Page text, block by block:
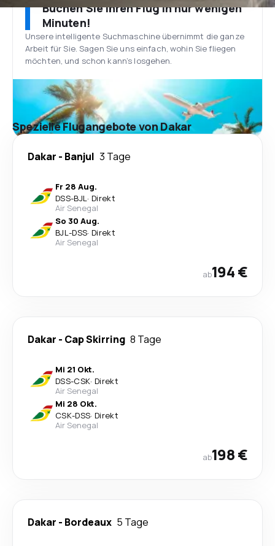
Buchen Sie Ihren Flug in nur wenigen
Minuten!
Unsere intelligente Suchmaschine übernimmt die ganze
Arbeit für Sie. Sagen Sie uns einfach, wohin Sie fliegen
möchten, und schon kann’s losgehen.
Spezielle Flugangebote von Dakar
Dakar - Banjul 3 Tage
Fr 28 Aug.
DSS-BJL· Direkt
Air Senegal
So 30 Aug.
BJL-DSS· Direkt
Air Senegal
ab194 €
Dakar - Cap Skirring 8 Tage
Mi 21 Okt.
DSS-CSK· Direkt
Air Senegal
Mi 28 Okt.
CSK-DSS· Direkt
Air Senegal
ab198 €
Dakar - Bordeaux 5 Tage